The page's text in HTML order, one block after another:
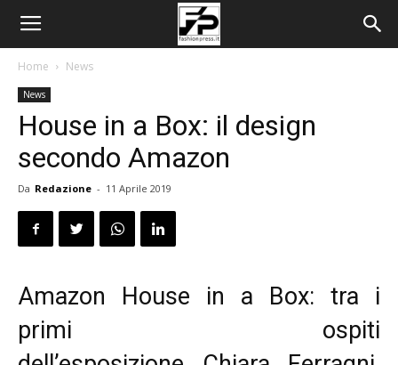
Home News
News
House in a Box: il design
secondo Amazon
Da Redazione - 11 Aprile 2019
Amazon House in a Box: tra i
primi ospiti